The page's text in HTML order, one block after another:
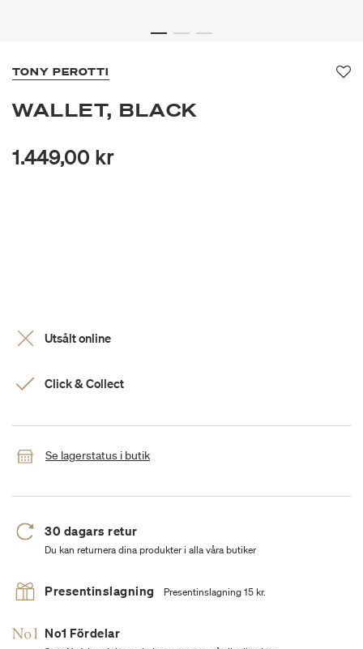
TONY PEROTTI
WALLET, BLACK
1.449,00 kr
Utsålt online
Click & Collect
Se lagerstatus i butik
30 dagars retur
Du kan returnera dina produkter i alla våra butiker
Presentinslagning Presentinslagning 15 kr.
No1 Fördelar